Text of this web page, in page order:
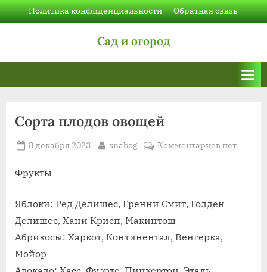
Skip
to
Политика конфиденциальности Обратная связь
Сад и огород
Сорта плодов овощей
Posted
8 декабря 2023 By
snabog Комментариевкнет
Фрукты
Яблоки: Ред Делишес, Гренни Смит, Голден
Делишес, Хани Крисп, Макинтош
Абрикосы: Харкот, Континентал, Венгерка,
Мойор